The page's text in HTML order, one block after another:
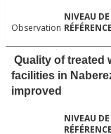
Observation
Quality of treated
facilities in
improved